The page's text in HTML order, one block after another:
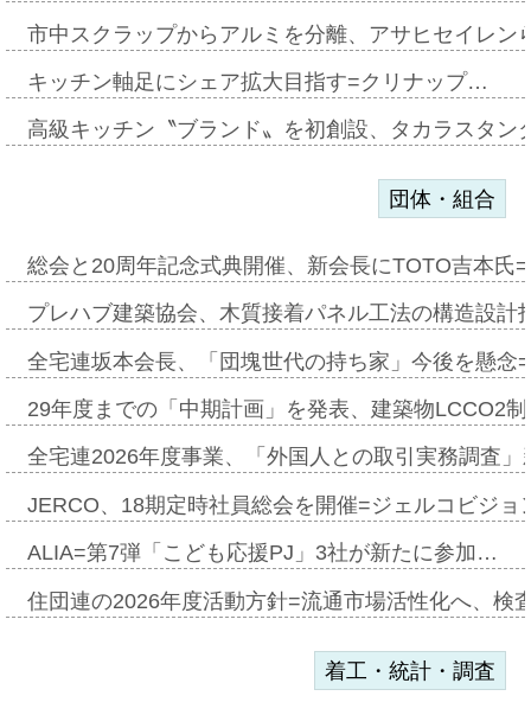
市中スクラップからアルミを分離、アサヒセイレ
キッチン軸足にシェア拡大目指す=クリナップ…
高級キッチン〝ブランド〟を初創設、タカラスタ
団体・組合
総会と20周年記念式典開催、新会長にTOTO吉本氏
プレハブ建築協会、木質接着パネル工法の構造設
全宅連坂本会長、「団塊世代の持ち家」今後を懸
29年度までの「中期計画」を発表、建築物LCCO2
全宅連2026年度事業、「外国人との取引実務調査
JERCO、18期定時社員総会を開催=ジェルコビジ
ALIA=第7弾「こども応援PJ」3社が新たに参加…
住団連の2026年度活動方針=流通市場活性化へ、検
着工・統計・調査